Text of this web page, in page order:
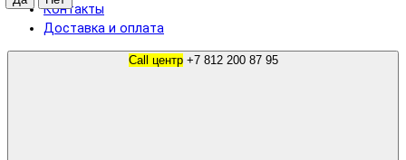
Контакты
Доставка и оплата
Call центр +7 812 200 87 95